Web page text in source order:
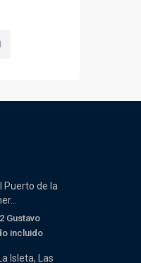
Puerto de la
Gustavo
incluido
Isleta, Las